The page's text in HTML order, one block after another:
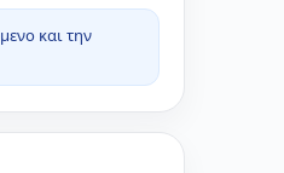
και την